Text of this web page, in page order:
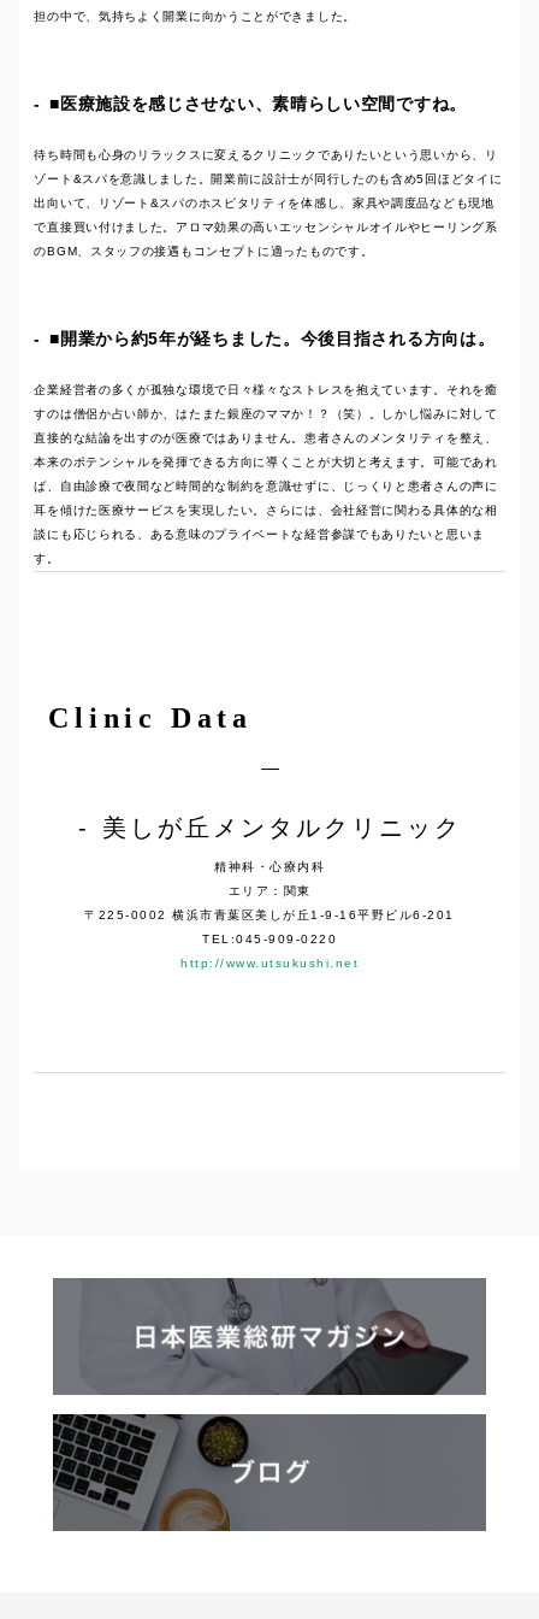
担の中で、気持ちよく開業に向かうことができました。
■医療施設を感じさせない、素晴らしい空間ですね。
待ち時間も心身のリラックスに変えるクリニックでありたいという思いから、リ
ゾート&スパを意識しました。開業前に設計士が同行したのも含め5回ほどタイに
出向いて、リゾート&スパのホスピタリティを体感し、家具や調度品なども現地
で直接買い付けました。アロマ効果の高いエッセンシャルオイルやヒーリング系
のBGM、スタッフの接遇もコンセプトに適ったものです。
■開業から約5年が経ちました。今後目指される方向は。
企業経営者の多くが孤独な環境で日々様々なストレスを抱えています。それを癒
すのは僧侶か占い師か、はたまた銀座のママか！？（笑）。しかし悩みに対して
直接的な結論を出すのが医療ではありません。患者さんのメンタリティを整え、
本来のポテンシャルを発揮できる方向に導くことが大切と考えます。可能であれ
ば、自由診療で夜間など時間的な制約を意識せずに、じっくりと患者さんの声に
耳を傾けた医療サービスを実現したい。さらには、会社経営に関わる具体的な相
談にも応じられる、ある意味のプライベートな経営参謀でもありたいと思いま
す。
Clinic Data
美しが丘メンタルクリニック
精神科・心療内科
エリア：関東
〒225-0002 横浜市青葉区美しが丘1-9-16平野ビル6-201
TEL:045-909-0220
http://www.utsukushi.net